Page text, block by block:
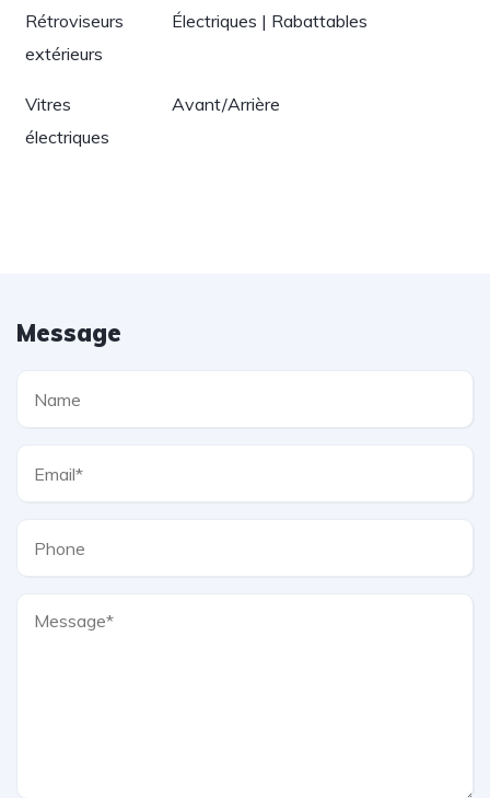
Rétroviseurs
extérieurs
Électriques | Rabattables
Vitres
électriques
Avant/Arrière
Message